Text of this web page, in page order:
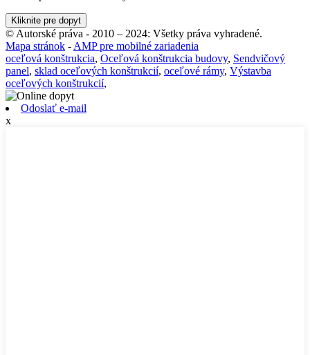
Kliknite pre dopyt
© Autorské práva - 2010 – 2024: Všetky práva vyhradené.
Mapa stránok - AMP pre mobilné zariadenia
oceľová konštrukcia, Oceľová konštrukcia budovy, Sendvičový
panel, sklad oceľových konštrukcií, oceľové rámy, Výstavba
oceľových konštrukcií,
Odoslať e-mail
x